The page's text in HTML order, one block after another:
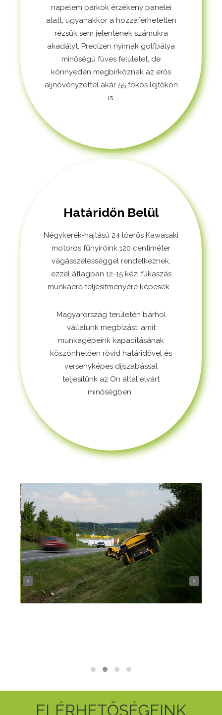
napelem parkok érzékeny panelei
alatt, ugyanakkor a hozzáférhetetlen
rézsűk sem jelentenek számukra
akadályt. Precízen nyírnak golfpálya
minőségű füves felületet, de
könnyedén megbirkóznak az erős
aljnövényzettel akár 55 fokos lejtőkön
is.
Határidőn Belül
Négykerék-hajtású 24 lóerős Kawasaki
motoros fűnyíróink 120 centiméter
vágásszélességgel rendelkeznek,
ezzelátlagban 12-15 kézi fűkaszás
munkaerő teljesítményére képesek.
Magyarország területén bárhol
vállalunk megbízást, amit
munkagépeink kapacitásának
köszönhetően rövid határidővel és
versenyképes díjszabással
teljesítünk az Ön által elvárt
minőségben.
‹ ›
ELÉRHETŐSÉGEINK